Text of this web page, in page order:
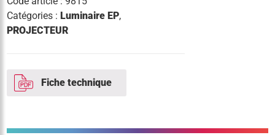
Catégories :Luminaire EP,
PROJECTEUR
Fiche technique